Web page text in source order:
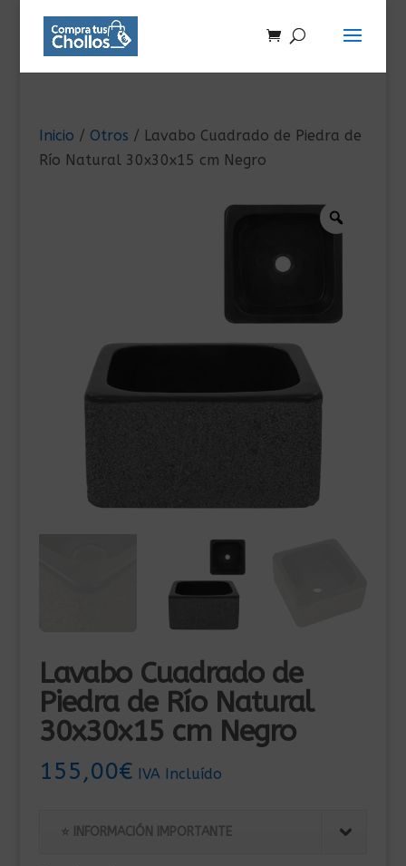
Inicio / Otros / Lavabo Cuadrado de Piedra de
Río Natural 30x30x15 cm Negro
Lavabo Cuadrado de
Piedra de Río Natural
30x30x15 cm Negro
155,00€ IVA Incluído
⭐ INFORMACIÓN IMPORTANTE